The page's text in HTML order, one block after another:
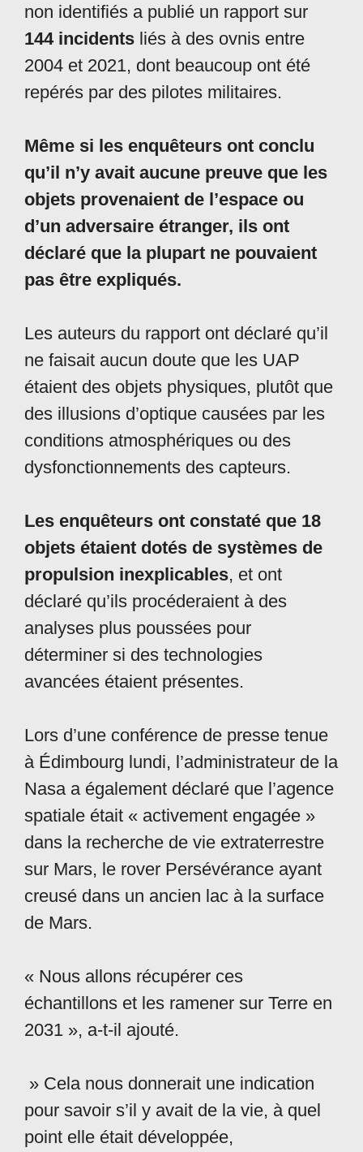
non identifiés a publié un rapport sur
144 incidents liés à des ovnis entre
2004 et 2021, dont beaucoup ont été
repérés par des pilotes militaires.
Même si les enquêteurs ont conclu
qu’il n’y avait aucune preuve que les
objets provenaient de l’espace ou
d’un adversaire étranger, ils ont
déclaré que la plupart ne pouvaient
pas être expliqués.
Les auteurs du rapport ont déclaré qu’il
ne faisait aucun doute que les UAP
étaient des objets physiques, plutôt que
des illusions d’optique causées par les
conditions atmosphériques ou des
dysfonctionnements des capteurs.
Les enquêteurs ont constaté que 18
objets étaient dotés de systèmes de
propulsion inexplicables, et ont
déclaré qu’ils procéderaient à des
analyses plus poussées pour
déterminer si des technologies
avancées étaient présentes.
Lors d’une conférence de presse tenue
à Édimbourg lundi, l’administrateur de la
Nasa a également déclaré que l’agence
spatiale était « activement engagée »
dans la recherche de vie extraterrestre
sur Mars, le rover Persévérance ayant
creusé dans un ancien lac à la surface
de Mars.
« Nous allons récupérer ces
échantillons et les ramener sur Terre en
2031 », a-t-il ajouté.
» Cela nous donnerait une indication
pour savoir s’il y avait de la vie, à quel
point elle était développée,